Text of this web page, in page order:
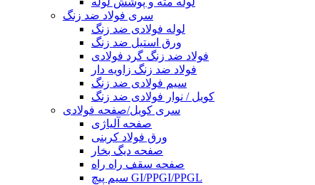
سری فولاد ضد زنگ
لوله فولادی ضد زنگ
ورق استیل ضد زنگ
فولاد ضد زنگ گرد فولادی
فولاد ضد زنگ زاویه دار
سیم فولادی ضد زنگ
کویل / نوار فولادی ضد زنگ
سری کویل/صفحه فولادی
صفحه آلیاژی
ورق فولاد کربنی
صفحه دیگ بخار
صفحه سقف راه راه
سیم پیچ GI/PPGI/PPGL